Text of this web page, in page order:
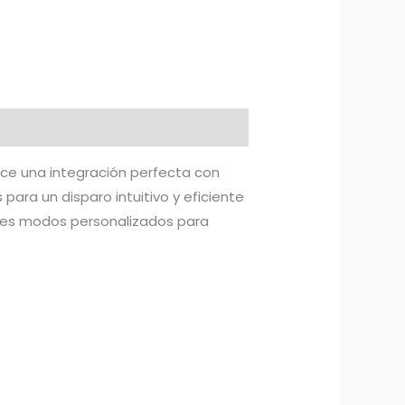
una integración perfecta con
para un disparo intuitivo y eficiente
modos personalizados para